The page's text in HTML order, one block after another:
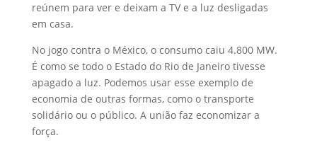
reúnem para ver e deixam a TV e a luz desligadas
em casa.
No jogo contra o México, o consumo caiu 4.800 MW.
É como se todo o Estado do Rio de Janeiro tivesse
apagado a luz. Podemos usar esse exemplo de
economia de outras formas, como o transporte
solidário ou o público. A união faz economizar a
força.